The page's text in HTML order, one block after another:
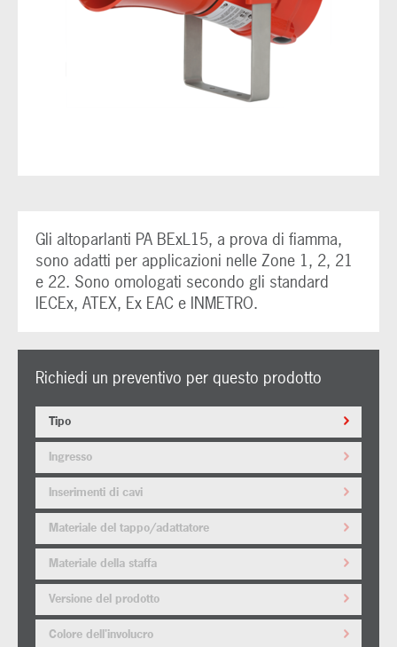
Gli altoparlanti PA BExL15, a prova di fiamma,
sono adatti per applicazioni nelle Zone 1, 2, 21
e 22. Sono omologati secondo gli standard
IECEx, ATEX, Ex EAC e INMETRO.
Richiedi un preventivo per questo prodotto
Tipo
Ingresso
Inserimenti di cavi
Materiale del tappo/adattatore
Materiale della staffa
Versione del prodotto
Colore dell'involucro